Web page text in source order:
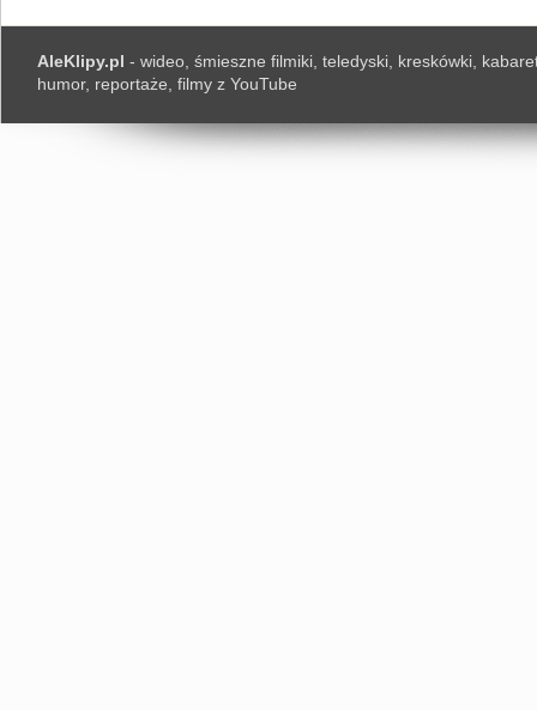
AleKlipy.pl - wideo, śmieszne filmiki, teledyski, kreskówki,
humor, reportaże, filmy z YouTube